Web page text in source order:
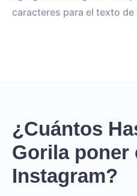
caracteres para el texto
¿Cuántos
Gorila poner
Instagram?